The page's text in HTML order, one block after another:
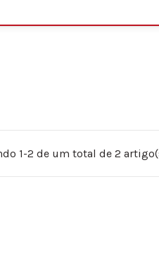
1-2 de um total de 2